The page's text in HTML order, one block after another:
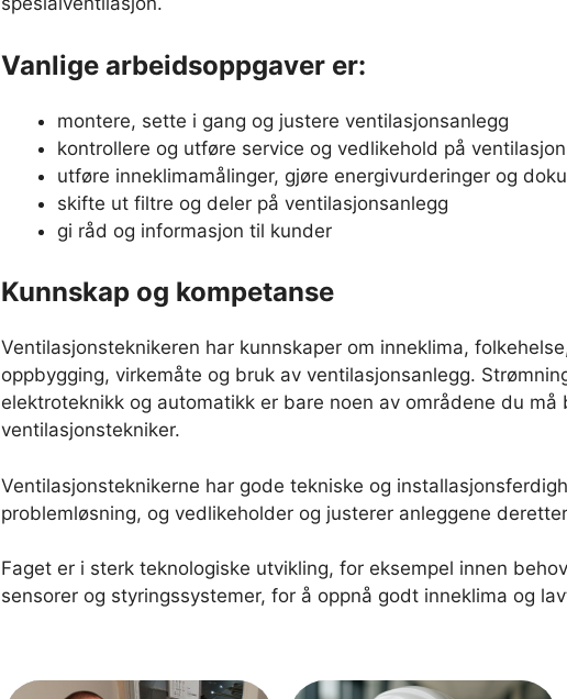
Vanlige arbeidsoppgaver er:
montere, sette i gang og justere ventilasjonsanlegg
kontrollere og utføre service og vedlikehold på
utføre inneklimamålinger, gjøre energivurderinger og
skifte ut filtre og deler på ventilasjonsanlegg
gi råd og informasjon til kunder
Kunnskap og kompetanse
Ventilasjonsteknikeren har kunnskaper om inneklima,
oppbygging, virkemåte og bruk av ventilasjonsanlegg.
elektroteknikk og automatikk er bare noen av områdene du må
ventilasjonstekniker.
Ventilasjonsteknikerne har gode tekniske og
problemløsning, og vedlikeholder og justerer anleggene
Faget er i sterk teknologiske utvikling, for eksempel innen
sensorer og styringssystemer, for å oppnå godt inneklima og